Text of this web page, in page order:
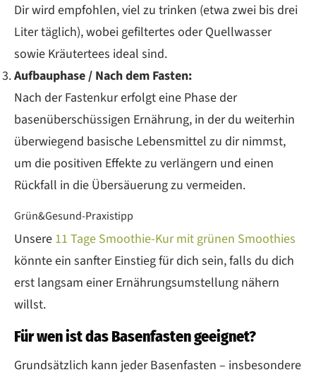
Dir wird empfohlen, viel zu trinken (etwa zwei bis drei
Liter täglich), wobei gefiltertes oder Quellwasser
sowie Kräutertees ideal sind.
Aufbauphase / Nach dem Fasten:
Nach der Fastenkur erfolgt eine Phase der
basenüberschüssigen Ernährung, in der du weiterhin
überwiegend basische Lebensmittel zu dir nimmst,
um die positiven Effekte zu verlängern und einen
Rückfall in die Übersäuerung zu vermeiden.
Grün&Gesund-Praxistipp
Unsere 11 Tage Smoothie-Kur mit grünen Smoothies
könnte ein sanfter Einstieg für dich sein, falls du dich
erst langsam einer Ernährungsumstellung nähern
willst.
Für wen ist das Basenfasten geeignet?
Grundsätzlich kann jeder Basenfasten – insbesondere